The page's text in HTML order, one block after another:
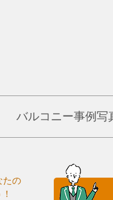
バルコニー事例写
たの